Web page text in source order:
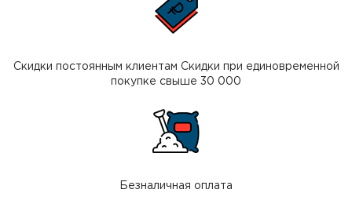
Скидки постоянным клиентам Скидки при единовременной
покупке свыше 30 000
Безналичная оплата